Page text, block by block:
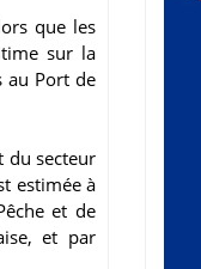
que les
sur la
au Port de
du secteur
estimée à
et de
et par